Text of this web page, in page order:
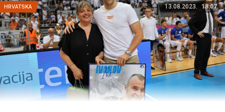
HRVATSKA 13.08.2023. 18:07